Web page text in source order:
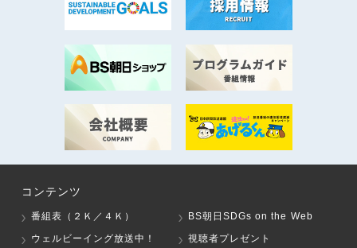
コンテンツ
番組表（２Ｋ／４Ｋ）
BS朝日SDGs on the Web
ウェルビーイング放送中！
視聴者プレゼント